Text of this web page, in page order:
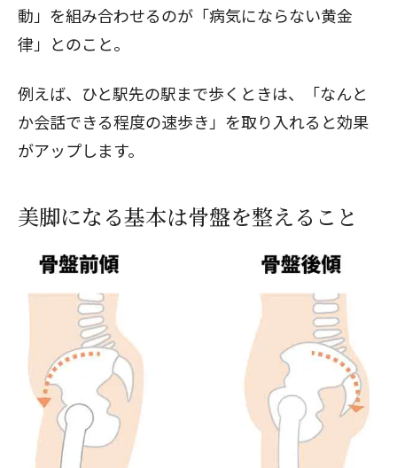
動」を組み合わせるのが「病気にならない黄金
律」とのこと。
例えば、ひと駅先の駅まで歩くときは、「なんと
か会話できる程度の速歩き」を取り入れると効果
がアップします。
美脚になる基本は骨盤を整えること